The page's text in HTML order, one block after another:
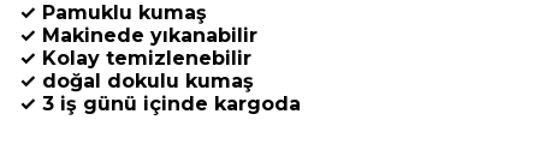
✓ Pamuklu kumaş
✓ Makinede yıkanabilir
✓ Kolay temizlenebilir
✓ doğal dokulu kumaş
✓ 3 iş günü içinde kargoda